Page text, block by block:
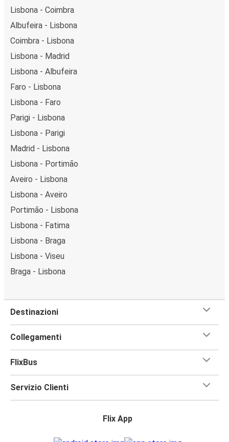
Lisbona - Coimbra
Albufeira - Lisbona
Coimbra - Lisbona
Lisbona - Madrid
Lisbona - Albufeira
Faro - Lisbona
Lisbona - Faro
Parigi - Lisbona
Lisbona - Parigi
Madrid - Lisbona
Lisbona - Portimão
Aveiro - Lisbona
Lisbona - Aveiro
Portimão - Lisbona
Lisbona - Fatima
Lisbona - Braga
Lisbona - Viseu
Braga - Lisbona
Destinazioni
Collegamenti
FlixBus
Servizio Clienti
Flix App